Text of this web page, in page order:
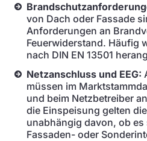
von Dach oder Fassade
Anforderungen an
Feuerwiderstand. Häufig
nach DIN EN 13501
Netzanschluss und EEG:
müssen im
und beim Netzbetreiber
die Einspeisung gelten
unabhängig davon, ob
Fassaden- oder